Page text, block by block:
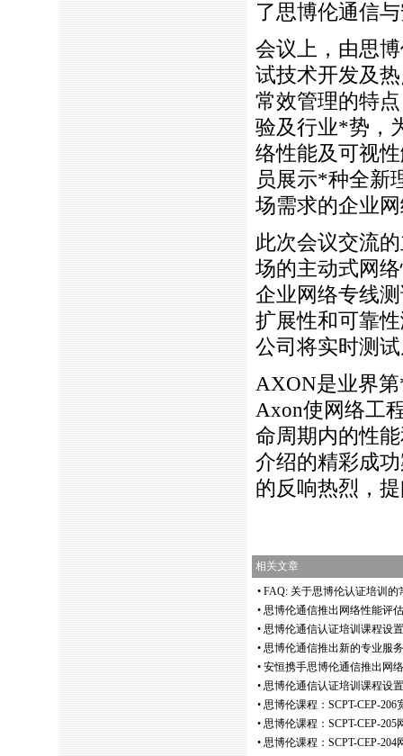
了思博伦通信
会议上，由思
试技术开发及
常效管理的特
验及行业*势，
络性能及可视
员展示*种全新
场需求的企业
此次会议交流
场的主动式网
企业网络专线
扩展性和可靠
公司将实时测
AXON是业界第
Axon使网络工
命周期内的性
介绍的精彩成
的反响热烈，
相关文章
• FAQ: 关于思博伦认证培训的
• 思博伦通信推出网络性能评
• 思博伦通信认证培训课程设
• 思博伦通信推出新的专业服务
• 安恒携手思博伦通信推出网
• 思博伦通信认证培训课程设
• 思博伦课程：SCPT-CEP-
• 思博伦课程：SCPT-CEP-
• 思博伦课程：SCPT-CEP-